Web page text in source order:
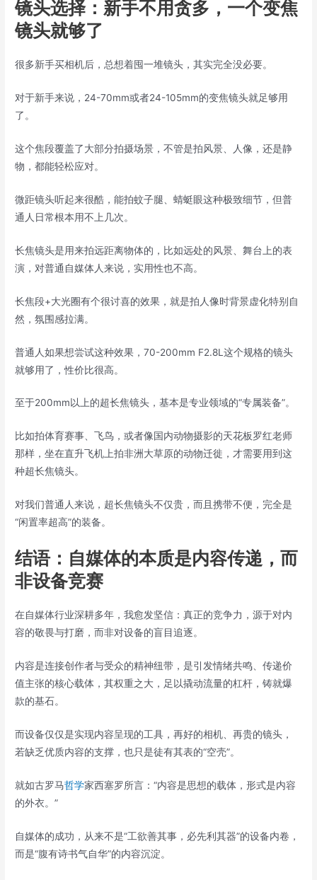
镜头选择：新手不用贪多，一个变焦
镜头就够了
很多新手买相机后，总想着囤一堆镜头，其实完全没必要。
对于新手来说，24-70mm或者24-105mm的变焦镜头就足够用
了。
这个焦段覆盖了大部分拍摄场景，不管是拍风景、人像，还是静
物，都能轻松应对。
微距镜头听起来很酷，能拍蚊子腿、蜻蜓眼这种极致细节，但普
通人日常根本用不上几次。
长焦镜头是用来拍远距离物体的，比如远处的风景、舞台上的表
演，对普通自媒体人来说，实用性也不高。
长焦段+大光圈有个很讨喜的效果，就是拍人像时背景虚化特别自
然，氛围感拉满。
普通人如果想尝试这种效果，70-200mm F2.8L这个规格的镜头
就够用了，性价比很高。
至于200mm以上的超长焦镜头，基本是专业领域的“专属装备”。
比如拍体育赛事、飞鸟，或者像国内动物摄影的天花板罗红老师
那样，坐在直升飞机上拍非洲大草原的动物迁徙，才需要用到这
种超长焦镜头。
对我们普通人来说，超长焦镜头不仅贵，而且携带不便，完全是
“闲置率超高”的装备。
结语：自媒体的本质是内容传递，而
非设备竞赛
在自媒体行业深耕多年，我愈发坚信：真正的竞争力，源于对内
容的敬畏与打磨，而非对设备的盲目追逐。
内容是连接创作者与受众的精神纽带，是引发情绪共鸣、传递价
值主张的核心载体，其权重之大，足以撬动流量的杠杆，铸就爆
款的基石。
而设备仅仅是实现内容呈现的工具，再好的相机、再贵的镜头，
若缺乏优质内容的支撑，也只是徒有其表的“空壳”。
就如古罗马哲学家西塞罗所言：“内容是思想的载体，形式是内容
的外衣。”
自媒体的成功，从来不是“工欲善其事，必先利其器”的设备内卷，
而是“腹有诗书气自华”的内容沉淀。